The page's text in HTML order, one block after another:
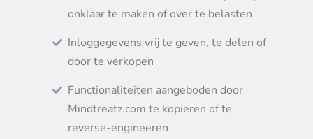
onklaar te maken of over te belasten
Inloggegevens vrij te geven, te delen of
door te verkopen
Functionaliteiten aangeboden door
Mindtreatz.com te kopieren of te
reverse-engineeren